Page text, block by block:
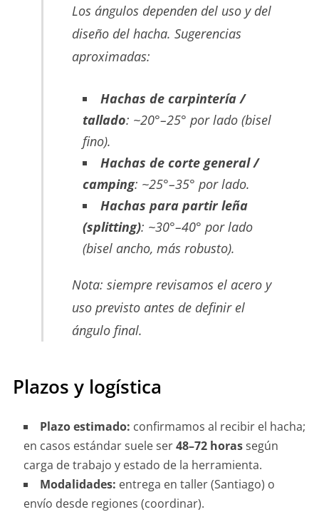
Los ángulos dependen del uso y del
diseño del hacha. Sugerencias
aproximadas:
Hachas de carpintería /
tallado: ~20°–25° por lado (bisel
fino).
Hachas de corte general /
camping: ~25°–35° por lado.
Hachas para partir leña
(splitting): ~30°–40° por lado
(bisel ancho, más robusto).
Nota: siempre revisamos el acero y
uso previsto antes de definir el
ángulo final.
Plazos y logística
Plazo estimado: confirmamos al recibir el hacha;
en casos estándar suele ser48–72 horassegún
carga de trabajo y estado de la herramienta.
Modalidades: entrega en taller (Santiago) o
envío desde regiones (coordinar).